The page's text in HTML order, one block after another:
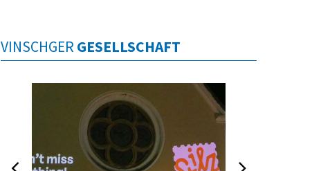
VINSCHGER GESELLSCHAFT